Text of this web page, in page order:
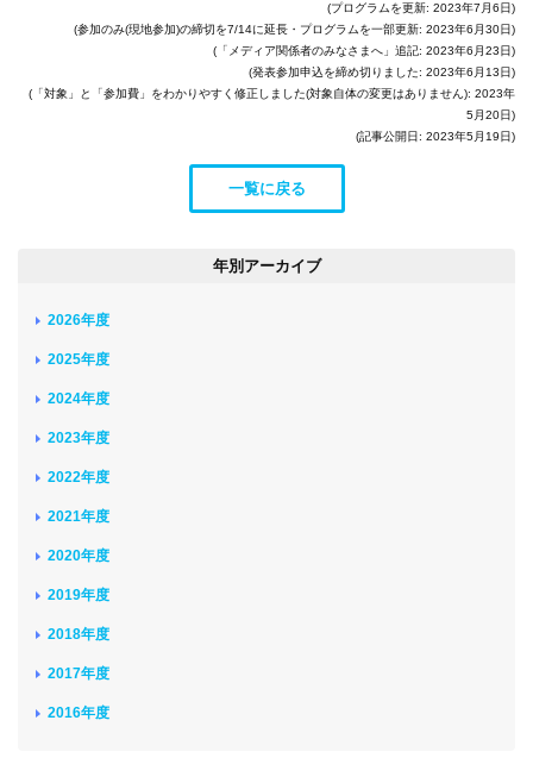
(プログラムを更新: 2023年7月6日)
(参加のみ(現地参加)の締切を7/14に延長・プログラムを一部更新: 2023年6月30日)
(「メディア関係者のみなさまへ」追記: 2023年6月23日)
(発表参加申込を締め切りました: 2023年6月13日)
(「対象」と「参加費」をわかりやすく修正しました(対象自体の変更はありません): 2023年
5月20日)
(記事公開日: 2023年5月19日)
一覧に戻る
年別アーカイブ
2026年度
2025年度
2024年度
2023年度
2022年度
2021年度
2020年度
2019年度
2018年度
2017年度
2016年度